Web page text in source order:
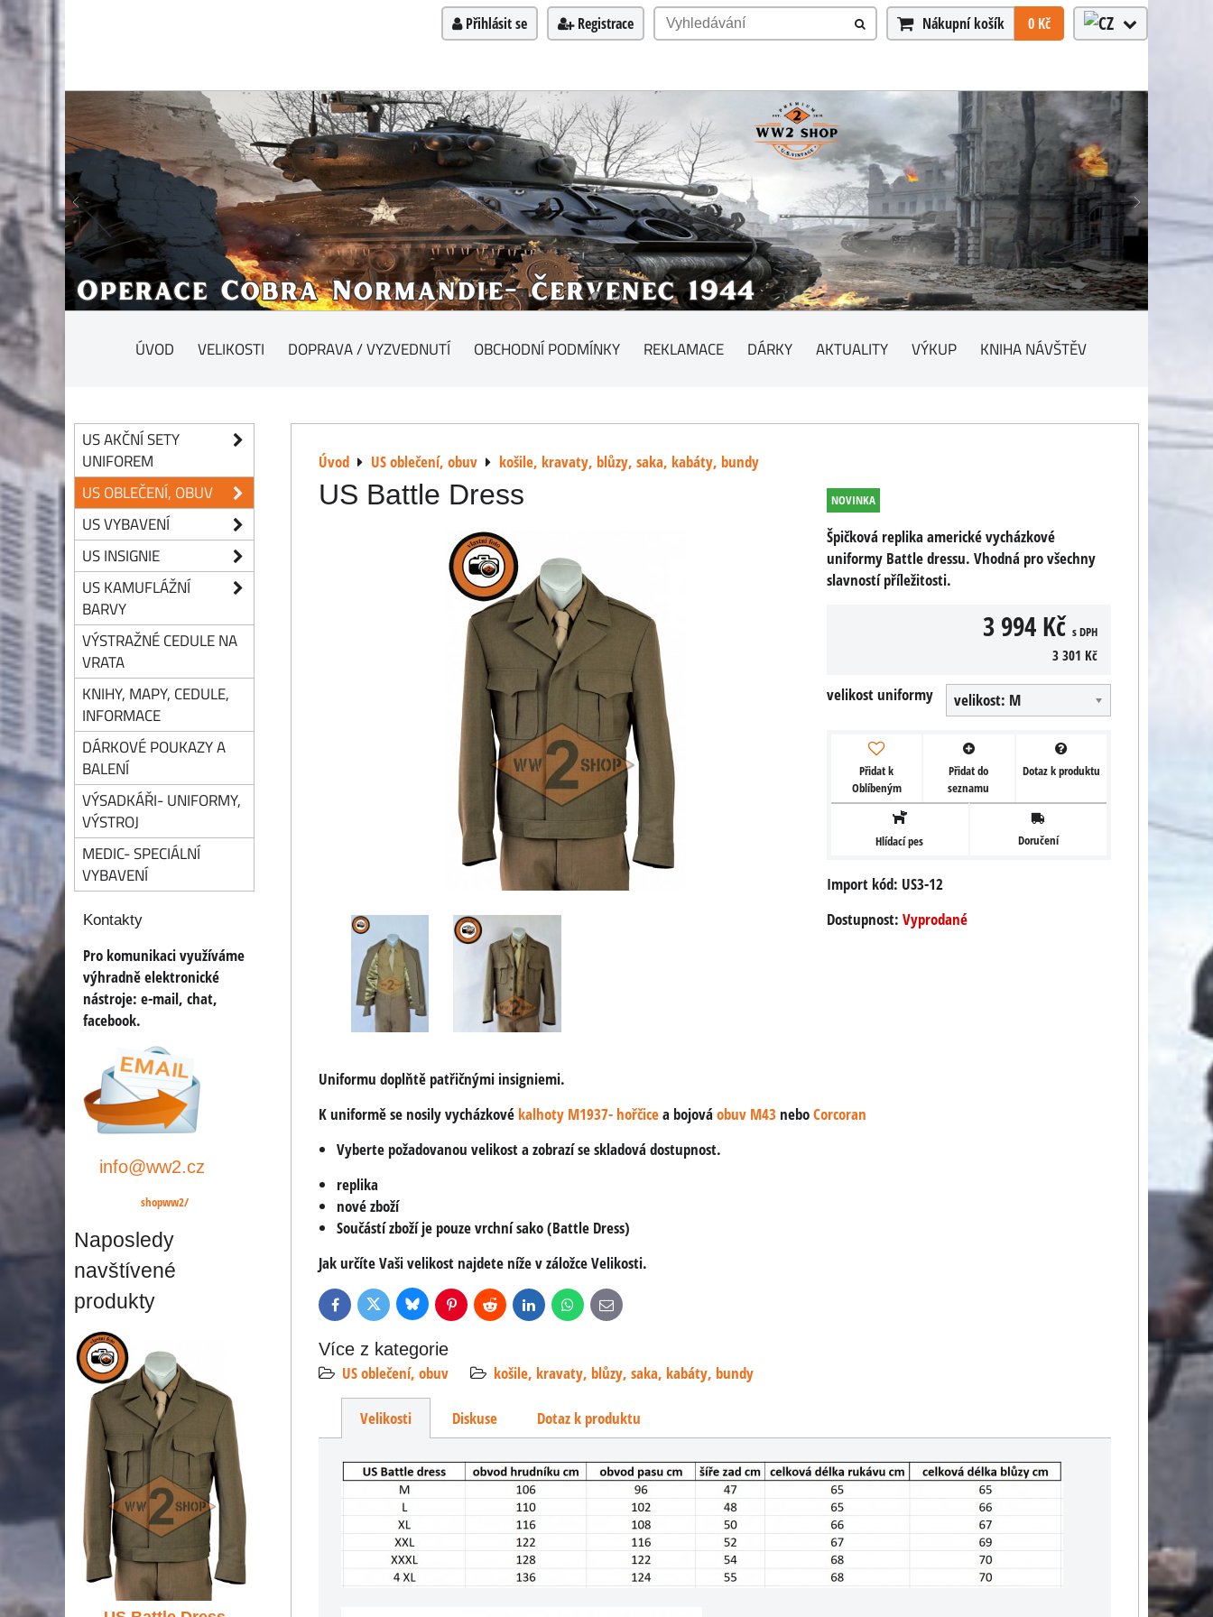
Přihlásit se Registrace Nákupní košík 0 Kč
ÚVOD VELIKOSTI DOPRAVA / VYZVEDNUTÍ OBCHODNÍ PODMÍNKY REKLAMACE DÁRKY AKTUALITY VÝKUP KNIHA NÁVŠTĚV
Úvod US oblečení, obuv košile, kravaty, blůzy, saka, kabáty, bundy
US Battle Dress NOVINKA
Špičková replika americké vycházkové
uniformy Battle dressu. Vhodná pro všechny
slavností příležitosti.
3 994 Kč s DPH
3 301 Kč
velikost uniformy velikost: M
Přidat k
Oblíbeným
Přidat do
seznamu
Dotaz k produktu
Hlídací pes Doručení
Import kód: US3-12
Dostupnost: Vyprodané
Uniformu doplňtě patřičnými insigniemi.
K uniformě se nosily vycházkové kalhoty M1937- hořčicea bojová obuv M43 neboCorcoran
Vyberte požadovanou velikost a zobrazí se skladová dostupnost.
replika
nové zboží
Součástí zboží je pouze vrchní sako (Battle Dress)
Jak určíte Vaši velikost najdete níže v záložce Velikosti.
FacebookTwitter BlueskyPinterestReddit LinkedInWhatsApp
E-
mail
Více z kategorie
US oblečení, obuv
košile, kravaty, blůzy, saka, kabáty, bundy
Velikosti Diskuse Dotaz k produktu
US AKČNÍ SETY
UNIFOREM
US OBLEČENÍ, OBUV
US VYBAVENÍ
US INSIGNIE
US KAMUFLÁŽNÍ
BARVY
VÝSTRAŽNÉ CEDULE NA
VRATA
KNIHY, MAPY, CEDULE,
INFORMACE
DÁRKOVÉ POUKAZY A
BALENÍ
VÝSADKÁŘI- UNIFORMY,
VÝSTROJ
MEDIC- SPECIÁLNÍ
VYBAVENÍ
Kontakty
Pro komunikaci využíváme
výhradně elektronické
nástroje: e-mail, chat,
facebook.
info@ww2.cz
shopww2/
Naposledy
navštívené
produkty